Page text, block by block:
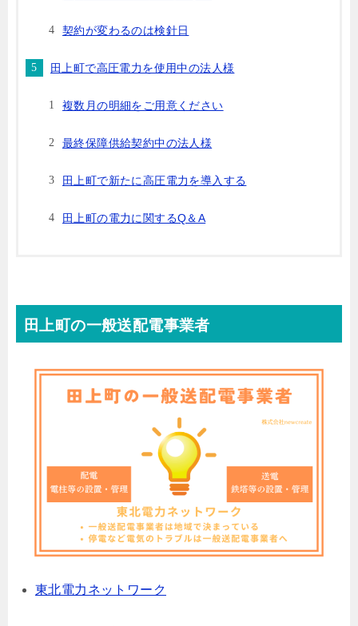
契約が変わるのは検針日
田上町で高圧電力を使用中の法人様
複数月の明細をご用意ください
最終保障供給契約中の法人様
田上町で新たに高圧電力を導入する
田上町の電力に関するQ＆A
田上町の一般送配電事業者
東北電力ネットワーク